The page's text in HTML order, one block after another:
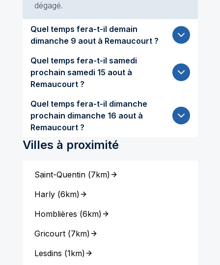
dégagé.
Quel temps fera-t-il demain
dimanche 9 aout à Remaucourt ?
Quel temps fera-t-il samedi
prochain samedi 15 aout à
Remaucourt ?
Quel temps fera-t-il dimanche
prochain dimanche 16 aout à
Remaucourt ?
Villes à proximité
Saint-Quentin(7km)
Harly(6km)
Homblières (6km)
Gricourt(7km)
Lesdins (1km)